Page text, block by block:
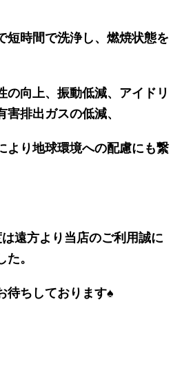
短時間で洗浄し、燃焼状態を
の向上、振動低減、アイドリ
排出ガスの低減、
より地球環境への配慮にも繋
遠方より当店のご利用誠に
。
待ちしております♠